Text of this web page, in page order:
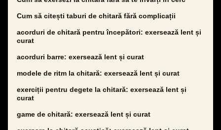
Cum să citești taburi de chitară fără complicații
acorduri de chitară pentru începători: exersează lent și
curat
acorduri barre: exersează lent și curat
modele de ritm la chitară: exersează lent și curat
exerciții pentru degete la chitară: exersează lent și
curat
game de chitară: exersează lent și curat